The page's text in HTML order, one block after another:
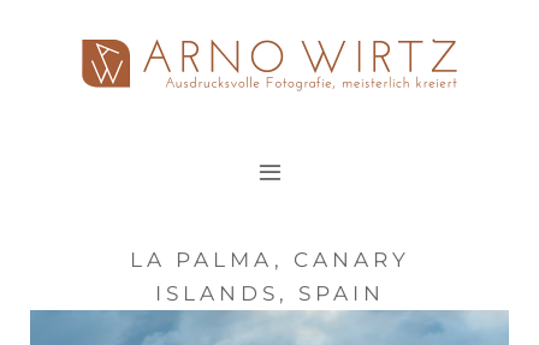
springen
LA PALMA, CANARY
ISLANDS, SPAIN